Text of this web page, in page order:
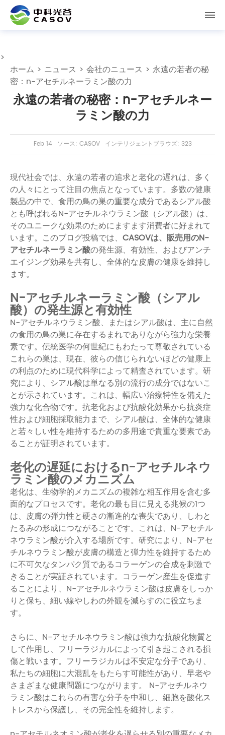
>
ホーム > ニュース > 会社のニュース > 永遠の若者の秘
密：n-アセチルネーラミン酸の力
永遠の若者の秘密：n-アセチルネー
ラミン酸の力
Feb 14 ソース: CASOV インテリジェントブラウズ: 323
現代社会では、永遠の若者の追求と老化の遅れは、多く
の人々にとって注目の焦点となっています。多数の健康
製品の中で、食用の鳥の巣の重要な成分であるシアル酸
とも呼ばれるN-アセチルネウラミン酸（シアル酸）は、
そのユニークな効果のためにますます消費者に好まれて
います。このブログ投稿では、 CASOVは、販売用のN-
アセチルネーラミン酸の発生源、有効性、およびアンチ
エイジング効果を共有し、全体的な皮膚の健康を維持し
ます。
N-アセチルネーラミン酸（シアル
酸）の発生源と有効性
N-アセチルネウラミン酸、またはシアル酸は、主に自然
の食用の鳥の巣に存在するまれでありながら強力な栄養
素です。伝統医学の何世紀にもわたって尊敬されている
これらの巣は、現在、彼らの信じられないほどの健康上
の利点のために現代科学によって精査されています。研
究により、シアル酸は単なる別の流行の成分ではないこ
とが示されています。これは、幅広い治療特性を備えた
強力な化合物です。抗老化および抗酸化効果から抗炎症
性および細胞採取能力まで、シアル酸は、全体的な健康
と若々しい性を維持するための多用途で貴重な要素であ
ることが証明されています。
老化の遅延におけるn-アセチルネウ
ラミン酸のメカニズム
老化は、生物学的メカニズムの複雑な相互作用を含む多
面的なプロセスです。老化の最も目に見える兆候の1つ
は、皮膚の弾力性と硬さの漸進的な喪失であり、しわと
たるみの形成につながることです。これは、N-アセチル
ネウラミン酸が介入する場所です。研究により、N-アセ
チルネウラミン酸が皮膚の構造と弾力性を維持するため
に不可欠なタンパク質であるコラーゲンの合成を刺激で
きることが実証されています。コラーゲン産生を促進す
ることにより、N-アセチルネウラミン酸は皮膚をしっか
りと保ち、細い線やしわの外観を減らすのに役立ちま
す。
さらに、N-アセチルネウラミン酸は強力な抗酸化物質と
して作用し、フリーラジカルによって引き起こされる損
傷と戦います。フリーラジカルは不安定な分子であり、
私たちの細胞に大混乱をもたらす可能性があり、早老や
さまざまな健康問題につながります。 N-アセチルネウ
ラミン酸はこれらの有害な分子を中和し、細胞を酸化ス
トレスから保護し、その完全性を維持します。